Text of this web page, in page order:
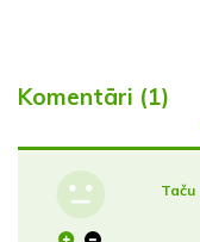
Komentāri (1)
Taču